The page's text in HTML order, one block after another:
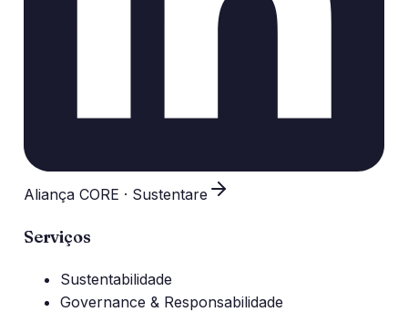
Aliança CORE · Sustentare
Serviços
Sustentabilidade
Governance & Responsabilidade